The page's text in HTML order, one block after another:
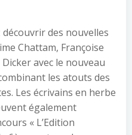
des nouvelles
Chattam, Françoise
avec le nouveau
les atouts des
Les écrivains en herbe
également
« L’Edition